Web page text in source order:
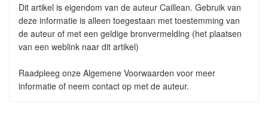
Dit artikel is eigendom van de auteur Caillean. Gebruik van
deze informatie is alleen toegestaan met toestemming van
de auteur of met een geldige bronvermelding (het plaatsen
van een weblink naar dit artikel)
Raadpleeg onze Algemene Voorwaarden voor meer
informatie of neem contact op met de auteur.